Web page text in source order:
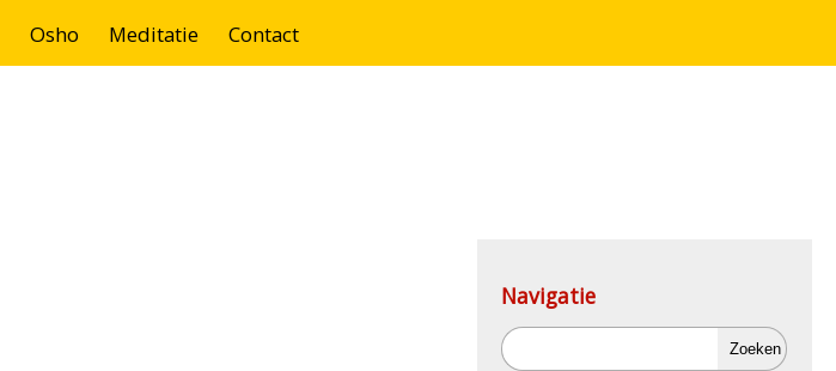
Osho Meditatie Contact
Navigatie
Zoeken